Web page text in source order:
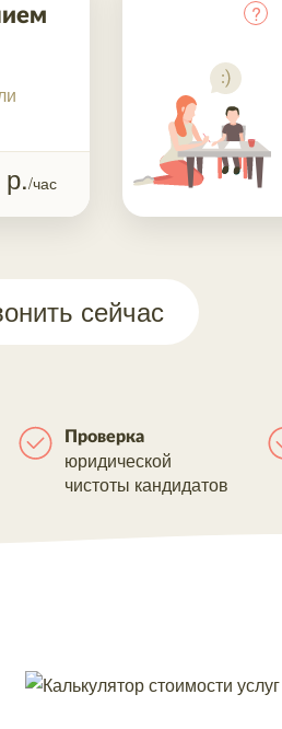
р./час
?
сейчас
Проверка
юридической
чистоты кандидатов